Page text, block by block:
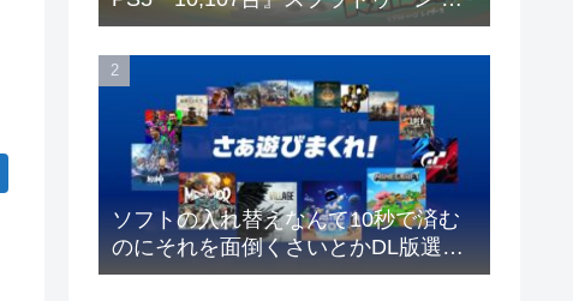
イダース「73,542本」
ソフトの入れ替えなんて10秒で済む
のにそれを面倒くさいとかDL版選ぶ
理由だわとかなんなんアホなのか